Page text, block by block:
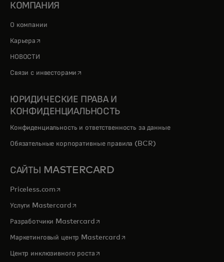
КОМПАНИЯ
О компании
Карьера opens in a new tab
НОВОСТИ
Связи с инвесторами opens in a new tab
ЮРИДИЧЕСКИЕ ПРАВА И
КОНФИДЕНЦИАЛЬНОСТЬ
Конфиденциальность и ответственность за данные
Обязательные корпоративные правила (BCR)
САЙТЫ MASTERCARD
Priceless.com opens in a new tab
Услуги Mastercardopens in a new tab
Разработчики Mastercardopens in a new tab
Маркетинговый центр Mastercardopens in a new tab
Центр инклюзивного ростаopens in a new tab